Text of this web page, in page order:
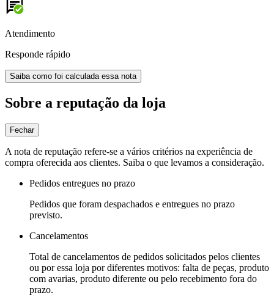
Atendimento
Responde rápido
Saiba como foi calculada essa nota
Sobre a reputação da loja
Fechar
A nota de reputação refere-se a vários critérios na experiência de
compra oferecida aos clientes. Saiba o que levamos a consideração.
Pedidos entregues no prazo
Pedidos que foram despachados e entregues no prazo
previsto.
Cancelamentos
Total de cancelamentos de pedidos solicitados pelos clientes
ou por essa loja por diferentes motivos: falta de peças, produto
com avarias, produto diferente ou pelo recebimento fora do
prazo.